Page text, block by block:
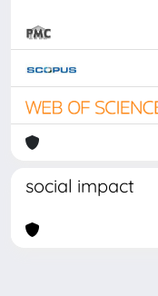
social impact